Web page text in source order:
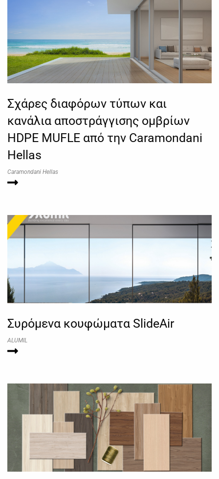
Σχάρες διαφόρων τύπων και
κανάλια αποστράγγισης ομβρίων
HDPE MUFLE από την Caramondani
Hellas
Caramondani Hellas
Συρόμενα κουφώματα SlideAir
ALUMIL